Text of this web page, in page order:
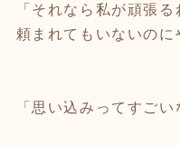
「それなら私が頑張る
頼まれてもいないのに
「思い込みってすご